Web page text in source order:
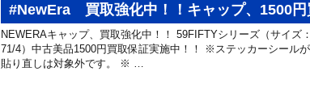
#NewEra 買取強化中！！キャップ、1500円
NEWERAキャップ、買取強化中！！ 59FIFTYシリーズ（サイズ
71/4）中古美品1500円買取保証実施中！！ ※ステッカーシールが
貼り直しは対象外です。 ※ …